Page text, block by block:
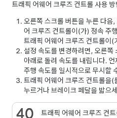
트래픽 어웨어 크루즈 컨트롤사용 방
오른쪽 스크롤 버튼을 누른 다음
어 크루즈 컨트롤이(가) 정속 주
트래픽 어웨어 크루즈 컨트롤이(
설정 속도를 변경하려면, 오른쪽
아래로 돌려 속도를 내립니다.
주행 속도를 일시적으로 무시할
트래픽 어웨어 크루즈 컨트롤을(
누르거나브레이크 페달을 밟으
트래픽 어웨어 크루즈 컨